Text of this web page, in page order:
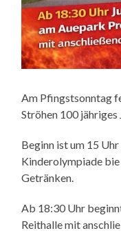
Am Pfingstsonntag
Ströhen 100 jähriges
Beginn ist um 15
Kinderolympiade
Getränken.
Ab 18:30 Uhr
Reithalle mit